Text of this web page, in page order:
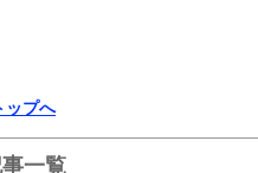
ップへ
一覧